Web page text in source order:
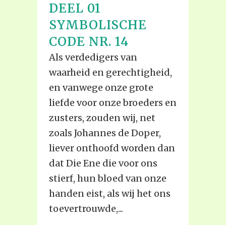
DEEL 01
SYMBOLISCHE
CODE NR. 14
Als verdedigers van
waarheid en gerechtigheid,
en vanwege onze grote
liefde voor onze broeders en
zusters, zouden wij, net
zoals Johannes de Doper,
liever onthoofd worden dan
dat Die Ene die voor ons
stierf, hun bloed van onze
handen eist, als wij het ons
toevertrouwde,...